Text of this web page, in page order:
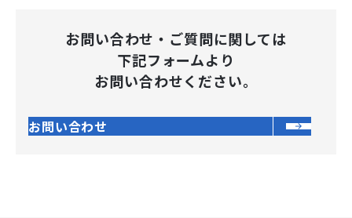
お問い合わせ・ご質問に関しては
下記フォームより
お問い合わせください。
お問い合わせ